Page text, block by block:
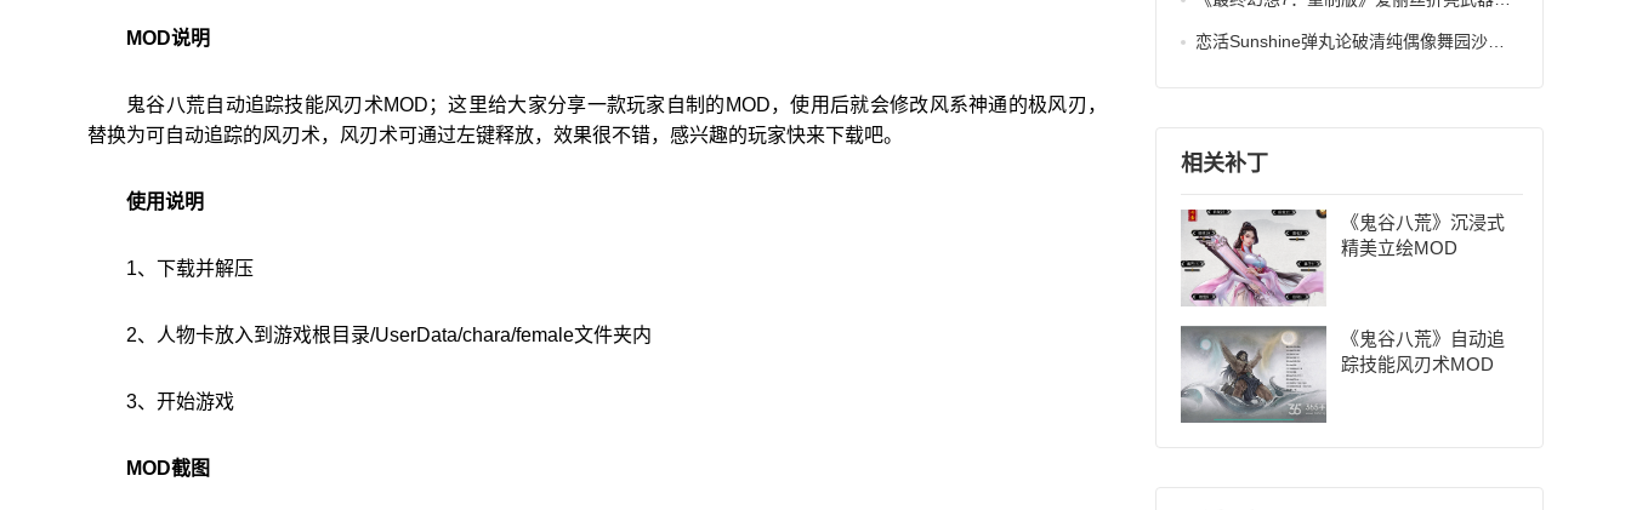
MOD说明
鬼谷八荒自动追踪技能风刃术MOD；这里给大家分享一款玩家自制的MOD，使用后就会修改风系神通的极风刃，
替换为可自动追踪的风刃术，风刃术可通过左键释放，效果很不错，感兴趣的玩家快来下载吧。
使用说明
1、下载并解压
2、人物卡放入到游戏根目录/UserData/chara/female文件夹内
3、开始游戏
MOD截图
相关补丁
《鬼谷八荒》沉浸式
精美立绘MOD
《鬼谷八荒》自动追
踪技能风刃术MOD